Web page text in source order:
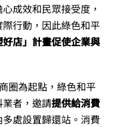
成效和民眾接受度，
行動，因此綠色和平
店」計畫促使企業與
圈為起點，綠色和平
者，邀請提供給消費
處設置歸還站。消費